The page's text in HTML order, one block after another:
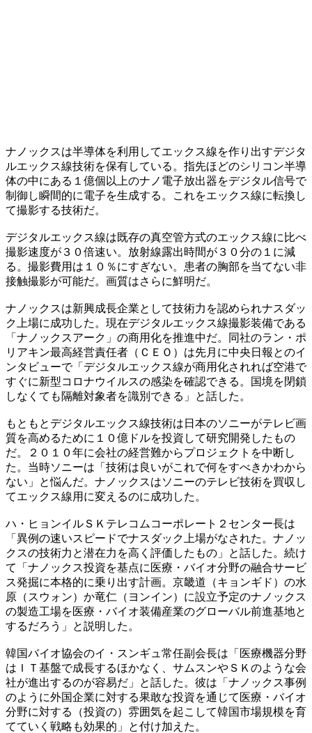
ナノックスは半導体を利用してエックス線を作り出すデジタ
ルエックス線技術を保有している。指先ほどのシリコン半導
体の中にある１億個以上のナノ電子放出器をデジタル信号で
制御し瞬間的に電子を生成する。これをエックス線に転換し
て撮影する技術だ。
デジタルエックス線は既存の真空管方式のエックス線に比べ
撮影速度が３０倍速い。放射線露出時間が３０分の１に減
る。撮影費用は１０％にすぎない。患者の胸部を当てない非
接触撮影が可能だ。画質はさらに鮮明だ。
ナノックスは新興成長企業として技術力を認められナスダッ
ク上場に成功した。現在デジタルエックス線撮影装備である
「ナノックスアーク」の商用化を推進中だ。同社のラン・ポ
リアキン最高経営責任者（ＣＥＯ）は先月に中央日報とのイ
ンタビューで「デジタルエックス線が商用化されれば空港で
すぐに新型コロナウイルスの感染を確認できる。国境を閉鎖
しなくても隔離対象者を識別できる」と話した。
もともとデジタルエックス線技術は日本のソニーがテレビ画
質を高めるために１０億ドルを投資して研究開発したもの
だ。２０１０年に会社の経営難からプロジェクトを中断し
た。当時ソニーは「技術は良いがこれで何をすべきかわから
ない」と悩んだ。ナノックスはソニーのテレビ技術を買収し
てエックス線用に変えるのに成功した。
ハ・ヒョンイルＳＫテレコムコーポレート２センター長は
「異例の速いスピードでナスダック上場がなされた。ナノッ
クスの技術力と潜在力を高く評価したもの」と話した。続け
て「ナノックス投資を基点に医療・バイオ分野の融合サービ
ス発掘に本格的に乗り出す計画。京畿道（キョンギド）の水
原（スウォン）か竜仁（ヨンイン）に設立予定のナノックス
の製造工場を医療・バイオ装備産業のグローバル前進基地と
するだろう」と説明した。
韓国バイオ協会のイ・スンギュ常任副会長は「医療機器分野
はＩＴ基盤で成長するほかなく、サムスンやＳＫのような会
社が進出するのが容易だ」と話した。彼は「ナノックス事例
のように外国企業に対する果敢な投資を通じて医療・バイオ
分野に対する（投資の）雰囲気を起こして韓国市場規模を育
てていく戦略も効果的」と付け加えた。